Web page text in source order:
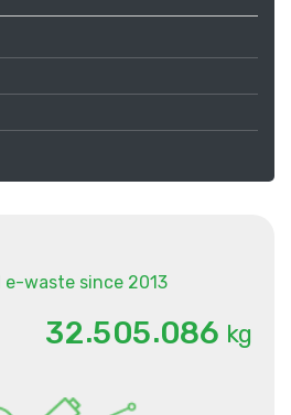
e-waste since 2013
32.505.086 kg